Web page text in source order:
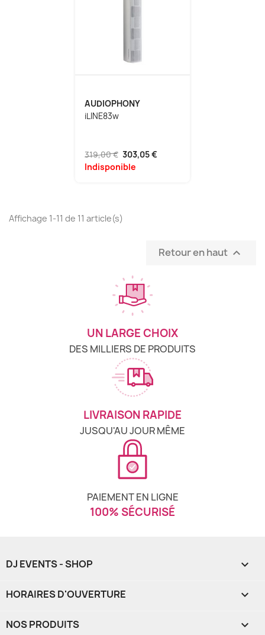
AUDIOPHONY
iLINE83w
319,00 € 303,05 €
Indisponible
Affichage 1-11 de 11 article(s)
Retour en haut 
UN LARGE CHOIX
DES MILLIERS DE PRODUITS
LIVRAISON RAPIDE
JUSQU'AU JOUR MÊME
PAIEMENT EN LIGNE
100% SÉCURISÉ
DJ EVENTS - SHOP 
HORAIRES D'OUVERTURE 
NOS PRODUITS 